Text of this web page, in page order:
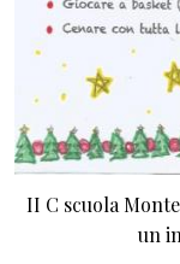
II C scuola
un